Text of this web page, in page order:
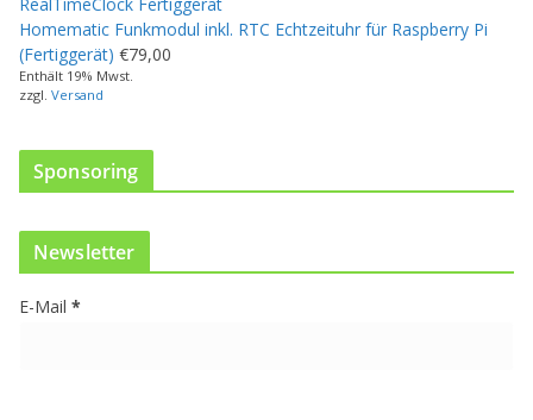
u
k
t
w
t
e
e
Homematic Funkmodul inkl. RTC Echtzeituhr für Raspberry Pi
(Fertiggerät) €79,00
Enthält 19% Mwst.
zzgl. Versand
Sponsoring
Newsletter
E-Mail *